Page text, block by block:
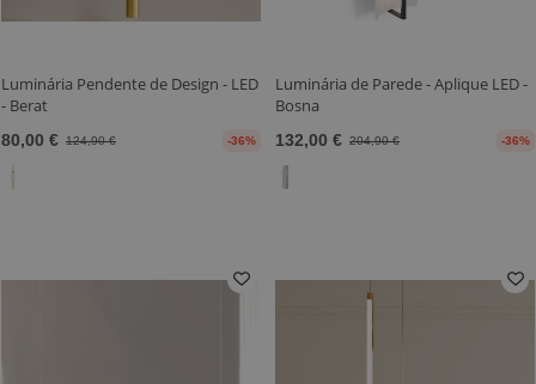
Luminária Pendente de Design - LED
- Berat
80,00 € 124,90 € -36%
Luminária de Parede - Aplique LED -
Bosna
132,00 € 204,90 € -36%